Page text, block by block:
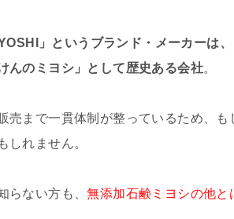
」というブランド・メーカーは
んのミヨシ」として歴史ある会社。
売まで一貫体制が整っているため、も
しれません。
らない方も、無添加石鹸ミヨシの他と